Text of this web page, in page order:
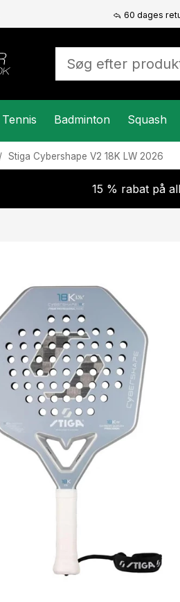
60 dages
Tennis Badminton Squash
Stiga Cybershape V2 18K LW 2026
15 % rabat på